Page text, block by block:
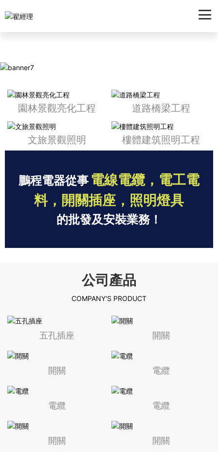
电影张浩,回心转意伴奏,超人正义联盟第四季,诡异电梯,夺子战争全集,3d
園林景觀亮化工程 道路橋梁工程
文旅景觀照明 樓體建筑照明工程
鵬程電器從事 電線電纜，電工電
料，開關插座，照明燈具
的批發及安裝業務！
公司產品
COMPANY'S PRODUCT
五孔插座 開關
開關 電纜
電纜 電纜
開關 開關
查看詳情 查看詳情
查看詳情 查看詳情
查看詳情 查看詳情